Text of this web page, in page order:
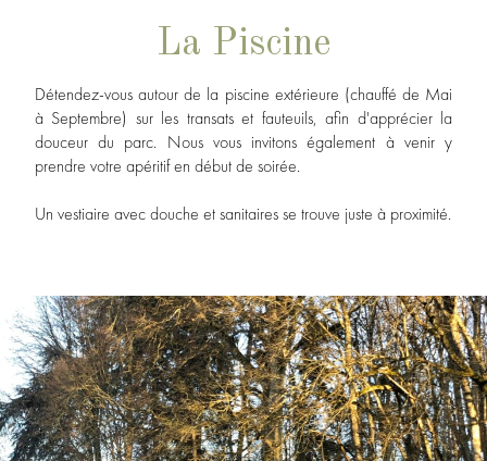
La Piscine
Détendez-vous autour de la piscine extérieure (chauffé de Mai
à Septembre) sur les transats et fauteuils, afin d'apprécier la
douceur du parc. Nous vous invitons également à venir y
prendre votre apéritif en début de soirée.
Un vestiaire avec douche et sanitaires se trouve juste à proximité.